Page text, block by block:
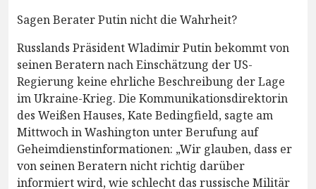
Sagen Berater Putin nicht die Wahrheit?
Russlands Präsident Wladimir Putin bekommt von
seinen Beratern nach Einschätzung der US-
Regierung keine ehrliche Beschreibung der Lage
im Ukraine-Krieg. Die Kommunikationsdirektorin
des Weißen Hauses, Kate Bedingfield, sagte am
Mittwoch in Washington unter Berufung auf
Geheimdienstinformationen: „Wir glauben, dass er
von seinen Beratern nicht richtig darüber
informiert wird, wie schlecht das russische Militär